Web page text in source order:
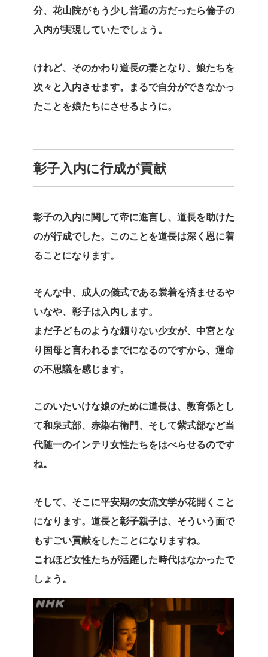
分、花山院がもう少し普通の方だったら倫子の
入内が実現していたでしょう。
けれど、そのかわり道長の妻となり、娘たちを
次々と入内させます。まるで自分ができなかっ
たことを娘たちにさせるように。
彰子入内に行成が貢献
彰子の入内に関して帝に進言し、道長を助けた
のが行成でした。このことを道長は深く恩に着
ることになります。
そんな中、成人の儀式である裳着を済ませるや
いなや、彰子は入内します。
まだ子どものような頼りない少女が、中宮とな
り国母と言われるまでになるのですから、運命
の不思議を感じます。
このいたいけな娘のために道長は、教育係とし
て和泉式部、赤染右衛門、そして紫式部など当
代随一のインテリ女性たちをはべらせるのです
ね。
そして、そこに平安期の女流文学が花開くこと
になります。道長と彰子親子は、そういう面で
もすごい貢献をしたことになりますね。
これほど女性たちが活躍した時代はなかったで
しょう。